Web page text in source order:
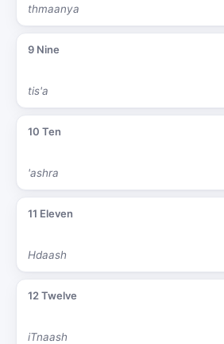
thmaanya
9 Nine
tis'a
10 Ten
'ashra
11 Eleven
Hdaash
12 Twelve
iTnaash